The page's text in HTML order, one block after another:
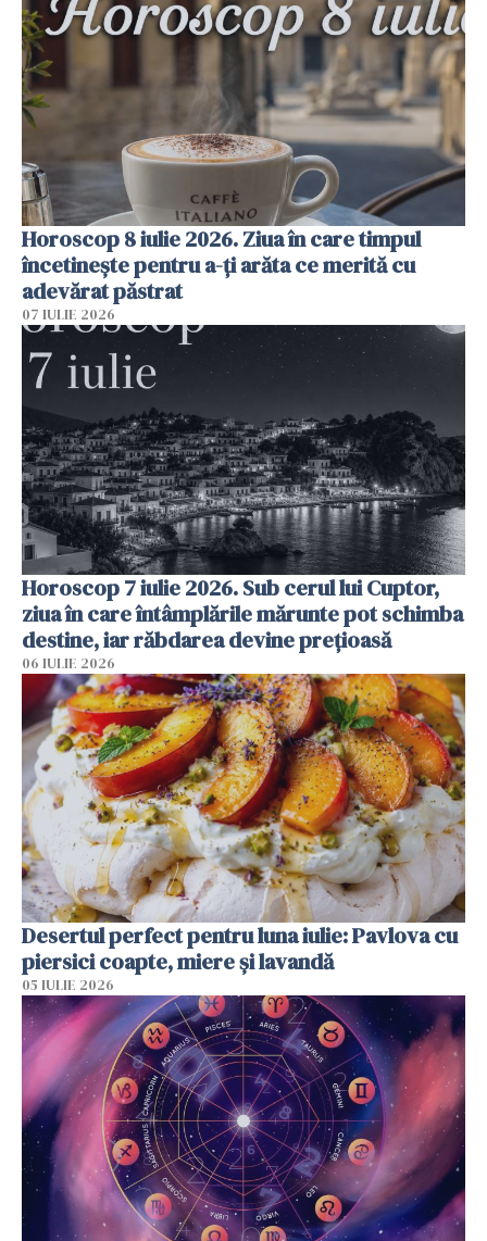
Horoscop 8 iulie 2026. Ziua în care timpul
încetinește pentru a-ți arăta ce merită cu
adevărat păstrat
07 IULIE 2026
Horoscop 7 iulie 2026. Sub cerul lui Cuptor,
ziua în care întâmplările mărunte pot schimba
destine, iar răbdarea devine prețioasă
06 IULIE 2026
Desertul perfect pentru luna iulie: Pavlova cu
piersici coapte, miere și lavandă
05 IULIE 2026